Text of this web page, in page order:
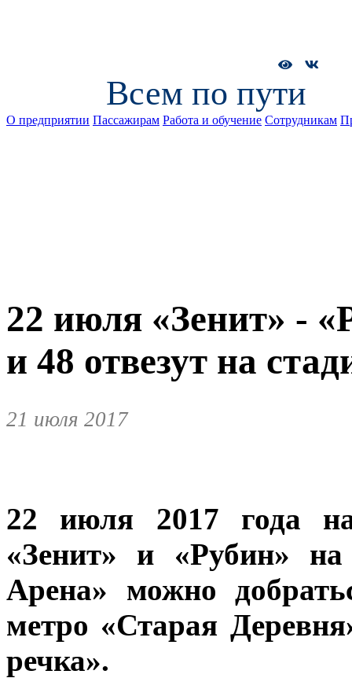
Всем по пути
О предприятии Пассажирам Работа и обучение Сотрудникам
22 июля «Зенит» -
и 48 отвезут на
21 июля 2017
22 июля 2017 года
«Зенит» и «Рубин» на
Арена» можно
метро «Старая
речка».